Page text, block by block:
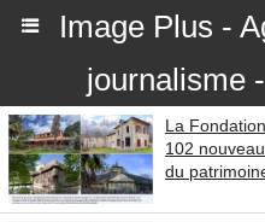
Image Plus -
journalisme
La
102
du